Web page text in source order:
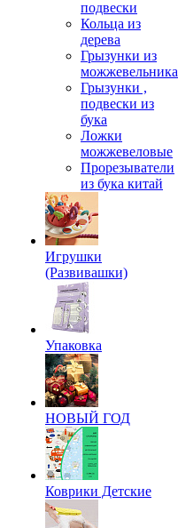
подвески
Кольца из
дерева
Грызунки из
можжевельника
Грызунки ,
подвески из
бука
Ложки
можжевеловые
Прорезыватели
из бука китай
Игрушки
(Развивашки)
Упаковка
НОВЫЙ ГОД
Коврики Детские